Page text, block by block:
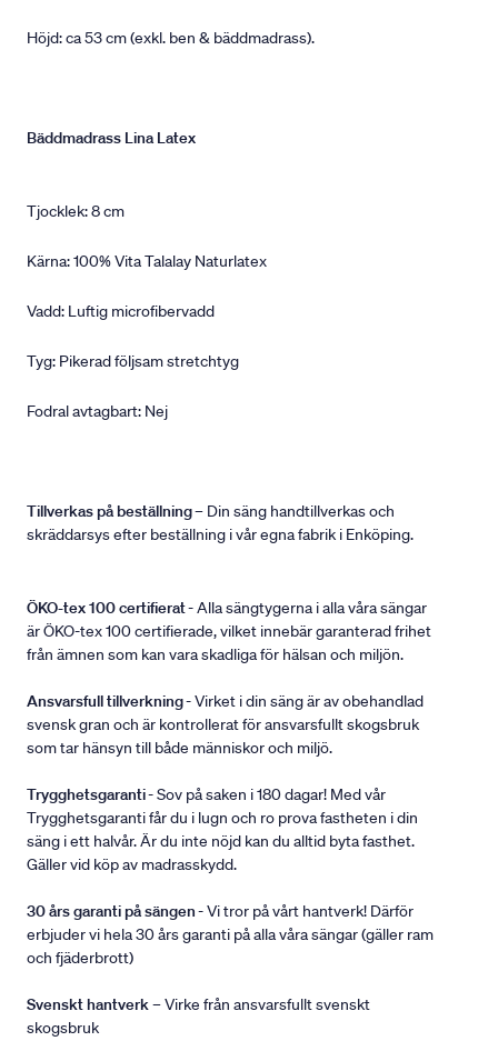
Höjd: ca 53 cm (exkl. ben & bäddmadrass).
Bäddmadrass Lina Latex
Tjocklek: 8 cm
Kärna: 100% Vita Talalay Naturlatex
Vadd: Luftig microfibervadd
Tyg: Pikerad följsam stretchtyg
Fodral avtagbart: Nej
Tillverkas på beställning– Din säng handtillverkas och
skräddarsys efter beställning i vår egna fabrik i Enköping.
ÖKO-tex 100 certifierat- Alla sängtygerna i alla våra sängar
är ÖKO-tex 100 certifierade, vilket innebär garanterad frihet
från ämnen som kan vara skadliga för hälsan och miljön.
Ansvarsfull tillverkning- Virket i din säng är av obehandlad
svensk gran och är kontrollerat för ansvarsfullt skogsbruk
som tar hänsyn till både människor och miljö.
Trygghetsgaranti- Sov på saken i 180 dagar! Med vår
Trygghetsgaranti får du i lugn och ro prova fastheten i din
säng i ett halvår. Är du inte nöjd kan du alltid byta fasthet.
Gäller vid köp av madrasskydd.
30 års garanti på sängen- Vi tror på vårt hantverk! Därför
erbjuder vi hela 30 års garanti på alla våra sängar (gäller ram
och fjäderbrott)
Svenskt hantverk– Virke från ansvarsfullt svenskt
skogsbruk